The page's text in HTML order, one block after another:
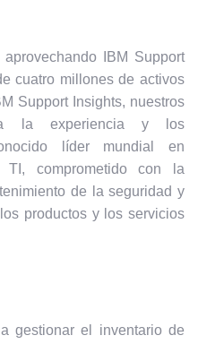
IBM Support
cuatro millones de activos
Support Insights, nuestros
la experiencia y los
líder mundial en
comprometido con la
de la seguridad y
productos y los servicios
gestionar el inventario de